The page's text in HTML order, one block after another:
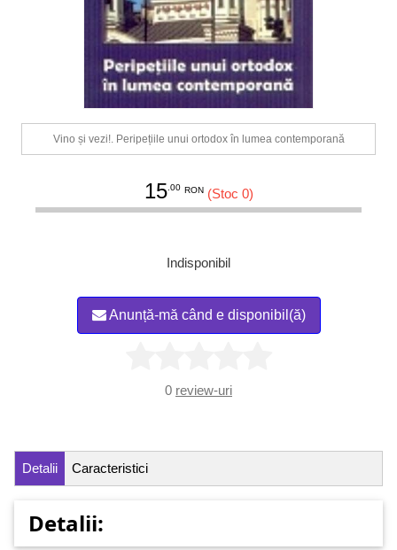
Vino și vezi!. Peripețiile unui ortodox în lumea contemporană
15.00 RON (Stoc 0)
Indisponibil
Anunță-mă când e disponibil(ă)
0 review-uri
Detalii Caracteristici
Detalii: